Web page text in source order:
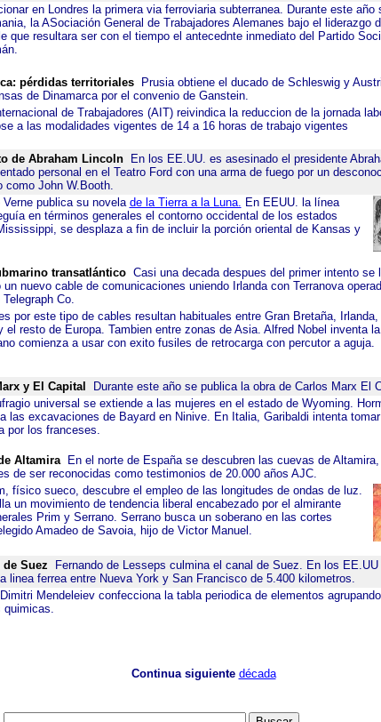
en Londres la primera via ferroviaria subterranea. Durante este año
la ASociación General de Trabajadores Alemanes bajo el liderazgo
que resultara ser con el tiempo el antecednte inmediato del Partido
pérdidas territorialesPrusia obtiene el ducado de Schleswig y
de Dinamarca por el convenio de Ganstein.
de Trabajadores (AIT) reivindica la reduccion de la jornada
a las modalidades vigentes de 14 a 16 horas de trabajo vigentes
de Abraham LincolnEn los EE.UU. es asesinado el presidente
personal en el Teatro Ford con una arma de fuego por un
como John W.Booth.
Verne publica su novela de la Tierra a la Luna. En EEUU. la línea
en términos generales el contorno occidental de los estados
se desplaza a fin de incluir la porción oriental de Kansas y
transatlánticoCasi una decada despues del primer intento se
nuevo cable de comunicaciones uniendo Irlanda con Terranova
Co.
por este tipo de cables resultan habituales entre Gran Bretaña, Irlanda,
el resto de Europa. Tambien entre zonas de Asia. Alfred Nobel inventa
comienza a usar con exito fusiles de retrocarga con percutor a aguja.
y El Capital
Durante este año se publica la obra de Carlos Marx El
universal se extiende a las mujeres en el estado de Wyoming.
las excavaciones de Bayard en Ninive. En Italia, Garibaldi intenta
por los franceses.
AltamiraEn el norte de España se descubren las cuevas de Altamira,
de ser reconocidas como testimonios de 20.000 años AJC.
físico sueco, descubre el empleo de las longitudes de ondas de luz.
un movimiento de tendencia liberal encabezado por el almirante
Prim y Serrano. Serrano busca un soberano en las cortes
Amadeo de Savoia, hijo de Victor Manuel.
de Suez Fernando de Lesseps culmina el canal de Suez. En los
linea ferrea entre Nueva York y San Francisco de 5.400 kilometros.
Mendeleiev confecciona la tabla periodica de elementos
quimicas.
Continua siguiente década